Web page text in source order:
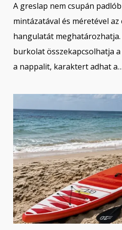
A greslap nem csupán
mintázatával és méretével
hangulatát
burkolat összekapcsolhatja
a nappalit, karaktert adhat a…